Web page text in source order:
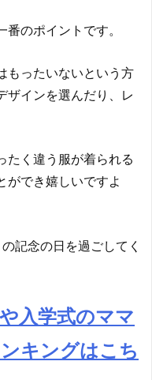
のポイントです。
もったいないという方
ザインを選んだり、レ
たく違う服が着られる
ができ嬉しいですよ
記念の日を過ごしてく
入学式のママ
キングはこち